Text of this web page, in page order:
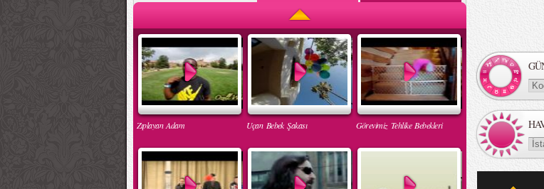
Zıplayan Adam Uçan Bebek Şakası Görevimiz Tehlike Bebekleri